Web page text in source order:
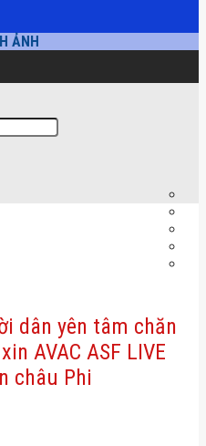
ẢNH
dân yên tâm chăn
AVAC ASF LIVE
châu Phi